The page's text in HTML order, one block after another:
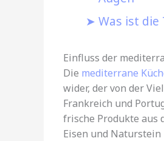
Was ist die
Einfluss der
Die mediterrane
wider, der von der
Frankreich und
frische Produkte aus
Eisen und